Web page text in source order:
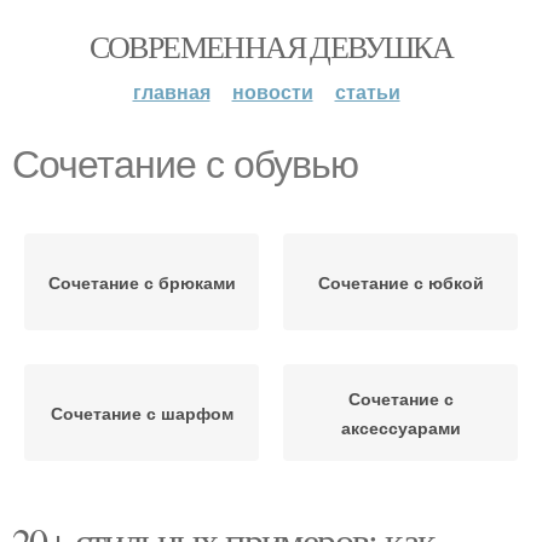
СОВРЕМЕННАЯ ДЕВУШКА
главная новости статьи
Сочетание с обувью
Сочетание с брюками Сочетание с юбкой
Сочетание с шарфом
Сочетание с
аксессуарами